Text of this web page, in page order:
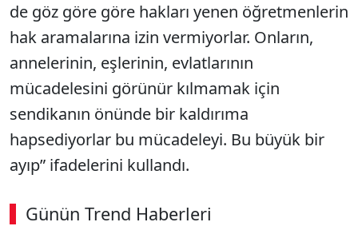
de göz göre göre hakları yenen öğretmenlerin
hak aramalarına izin vermiyorlar. Onların,
annelerinin, eşlerinin, evlatlarının
mücadelesini görünür kılmamak için
sendikanın önünde bir kaldırıma
hapsediyorlar bu mücadeleyi. Bu büyük bir
ayıp” ifadelerini kullandı.
Günün Trend Haberleri